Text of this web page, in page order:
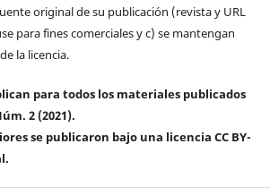
original de su publicación (revista y URL
para fines comerciales y c) se mantengan
la licencia.
para todos los materiales publicados
2 (2021).
se publicaron bajo una licencia CC BY-